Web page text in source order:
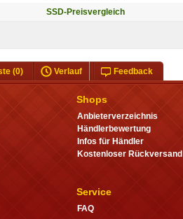
SSD-Preisvergleich
(0) Verlauf Feedback
Shops
Anbieterverzeichnis
Händlerbewertung
Infos für Händler
Kostenloser Rückversand
Service
FAQ